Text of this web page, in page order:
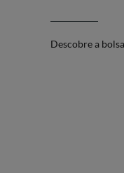
Descobre a